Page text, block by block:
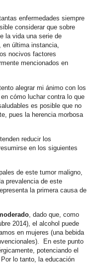
enfermedades siempre
considerar que sobre
la vida una serie de
en última instancia,
nocivos factores
mencionados en
alegrar mi ánimo con los
cómo luchar contra lo que
es posible que no
pues la herencia morbosa
reducir los
en los siguientes
de este tumor maligno,
prevalencia de este
la primera causa de
, dado que, como
2014), el alcohol puede
en mujeres (una bebida
En este punto
potenciando el
lo tanto, la educación